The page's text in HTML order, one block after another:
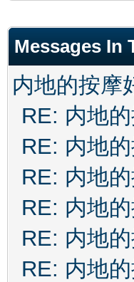
Messages In
内地的按摩
RE: 内地
RE: 内地
RE: 内地
RE: 内地
RE: 内地
RE: 内地